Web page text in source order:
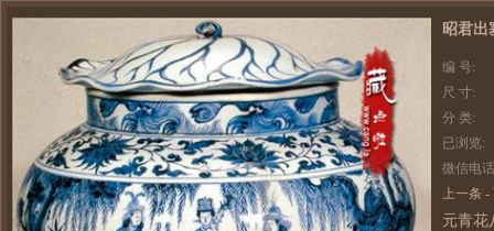
昭君
编 号:
尺 寸:
分 类:
已浏览:
微信电
上一条 -
元青花